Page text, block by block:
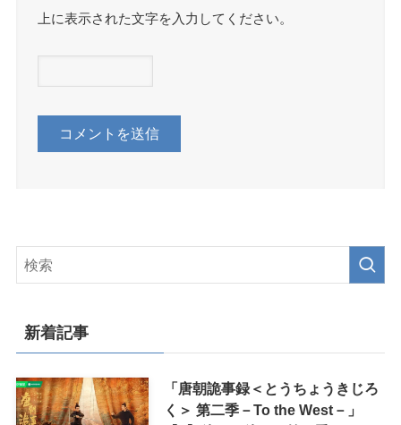
上に表示された文字を入力してください。
新着記事
「唐朝詭事録＜とうちょうきじろ
く＞ 第二季－To the West－」